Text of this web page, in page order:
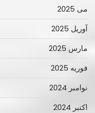
می 2025
آوریل 2025
مارس 2025
فوریه 2025
نوامبر 2024
اکتبر 2024